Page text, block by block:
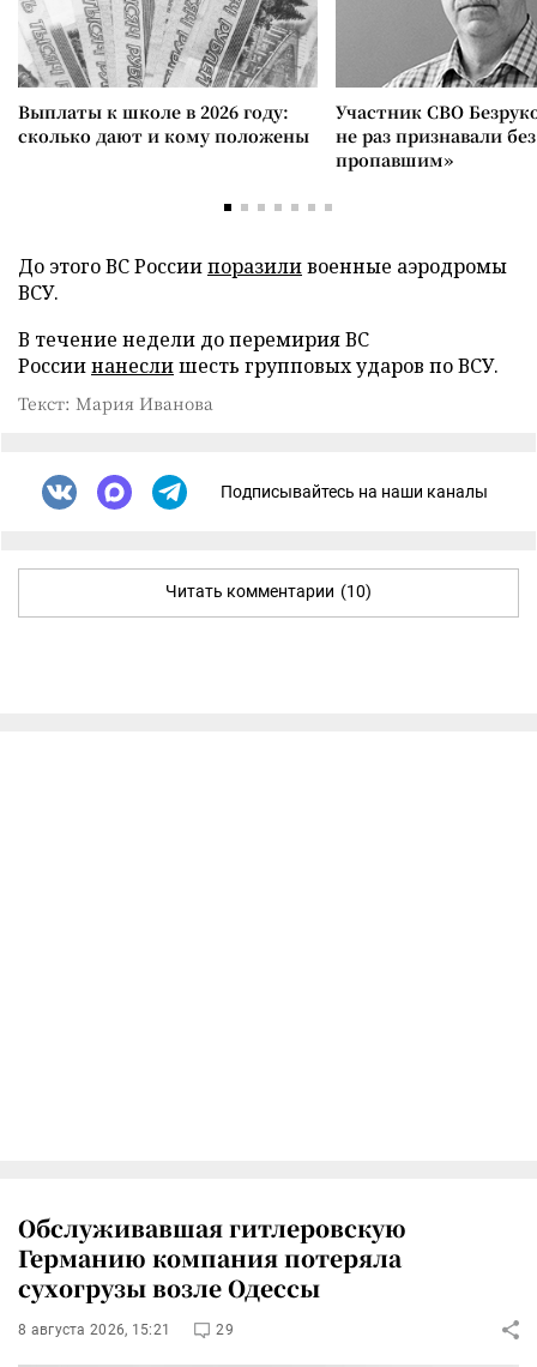
Выплаты к школе в 2026 году:
сколько дают и кому положены
Участник СВО
не раз признавали
пропавшим»
До этого ВС Россиипоразиливоенные аэродромы
ВСУ.
В течение недели до перемирия ВС
Россиинанеслишесть групповых ударов по ВСУ.
Текст: Мария Иванова
Подписывайтесь на наши каналы
Читать комментарии (10)
Обслуживавшая гитлеровскую
Германию компания потеряла
сухогрузы возле Одессы
8 августа 2026, 15:21 29